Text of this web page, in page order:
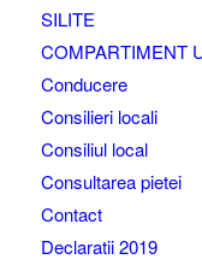
SILITE
COMPARTIMENT
Conducere
Consilieri locali
Consiliul local
Consultarea pietei
Contact
Declaratii 2019